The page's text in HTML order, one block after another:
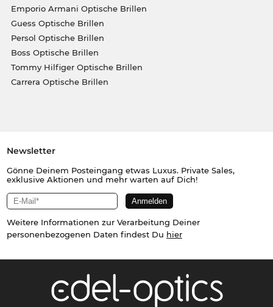
Emporio Armani Optische Brillen
Guess Optische Brillen
Persol Optische Brillen
Boss Optische Brillen
Tommy Hilfiger Optische Brillen
Carrera Optische Brillen
Newsletter
Gönne Deinem Posteingang etwas Luxus. Private Sales,
exklusive Aktionen und mehr warten auf Dich!
Weitere Informationen zur Verarbeitung Deiner
personenbezogenen Daten findest Du hier